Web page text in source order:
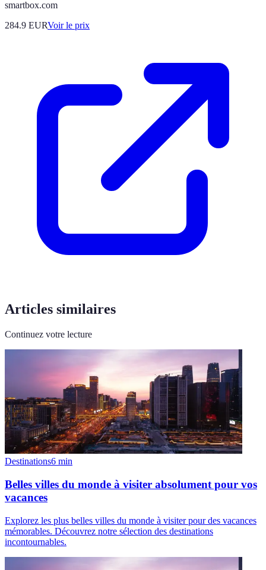
smartbox.com
284.9 EURVoir le prix
Articles similaires
Continuez votre lecture
Destinations6 min
Belles villes du monde à visiter absolument pour vos
vacances
Explorez les plus belles villes du monde à visiter pour des vacances
mémorables. Découvrez notre sélection des destinations
incontournables.